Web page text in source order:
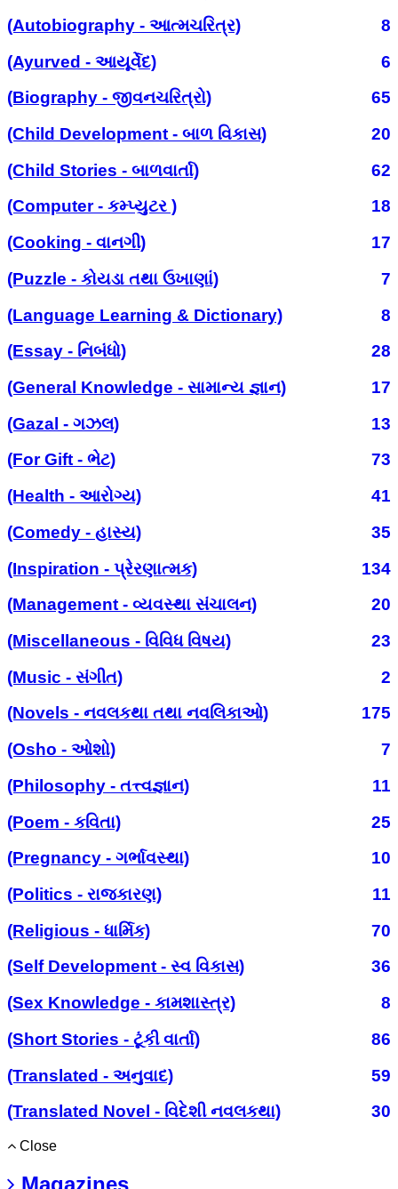
(Autobiography - આત્મચરિત્ર)
8
(Ayurved - આયૂર્વેદ)
6
(Biography - જીવનચરિત્રો)
65
(Child Development - બાળ વિકાસ)
20
(Child Stories - બાળવાર્તા)
62
(Computer - કમ્પ્યુટર )
18
(Cooking - વાનગી)
17
(Puzzle - કોયડા તથા ઉખાણાં)
7
(Language Learning & Dictionary)
8
(Essay - નિબંધો)
28
(General Knowledge - સામાન્ય જ્ઞાન)
17
(Gazal - ગઝલ)
13
(For Gift - ભેટ)
73
(Health - આરોગ્ય)
41
(Comedy - હાસ્ય)
35
(Inspiration - પ્રેરણાત્મક)
134
(Management - વ્યવસ્થા સંચાલન)
20
(Miscellaneous - વિવિધ વિષય)
23
(Music - સંગીત)
2
(Novels - નવલકથા તથા નવલિકાઓ)
175
(Osho - ઓશો)
7
(Philosophy - તત્ત્વજ્ઞાન)
11
(Poem - કવિતા)
25
(Pregnancy - ગર્ભાવસ્થા)
10
(Politics - રાજકારણ)
11
(Religious - ધાર્મિક)
70
(Self Development - સ્વ વિકાસ)
36
(Sex Knowledge - કામશાસ્ત્ર)
8
(Short Stories - ટૂંકી વાર્તા)
86
(Translated - અનુવાદ)
59
(Translated Novel - વિદેશી નવલકથા)
30
Close
Magazines